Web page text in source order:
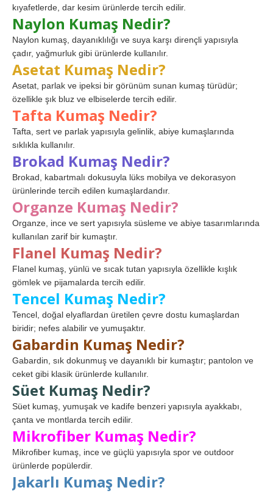
kıyafetlerde, dar kesim ürünlerde tercih edilir.
Naylon Kumaş Nedir?
Naylon kumaş, dayanıklılığı ve suya karşı dirençli yapısıyla
çadır, yağmurluk gibi ürünlerde kullanılır.
Asetat Kumaş Nedir?
Asetat, parlak ve ipeksi bir görünüm sunan kumaş türüdür;
özellikle şık bluz ve elbiselerde tercih edilir.
Tafta Kumaş Nedir?
Tafta, sert ve parlak yapısıyla gelinlik, abiye kumaşlarında
sıklıkla kullanılır.
Brokad Kumaş Nedir?
Brokad, kabartmalı dokusuyla lüks mobilya ve dekorasyon
ürünlerinde tercih edilen kumaşlardandır.
Organze Kumaş Nedir?
Organze, ince ve sert yapısıyla süsleme ve abiye tasarımlarında
kullanılan zarif bir kumaştır.
Flanel Kumaş Nedir?
Flanel kumaş, yünlü ve sıcak tutan yapısıyla özellikle kışlık
gömlek ve pijamalarda tercih edilir.
Tencel Kumaş Nedir?
Tencel, doğal elyaflardan üretilen çevre dostu kumaşlardan
biridir; nefes alabilir ve yumuşaktır.
Gabardin Kumaş Nedir?
Gabardin, sık dokunmuş ve dayanıklı bir kumaştır; pantolon ve
ceket gibi klasik ürünlerde kullanılır.
Süet Kumaş Nedir?
Süet kumaş, yumuşak ve kadife benzeri yapısıyla ayakkabı,
çanta ve montlarda tercih edilir.
Mikrofiber Kumaş Nedir?
Mikrofiber kumaş, ince ve güçlü yapısıyla spor ve outdoor
ürünlerde popülerdir.
Jakarlı Kumaş Nedir?